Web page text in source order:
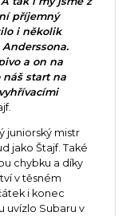
příjemný
i několik
a on na
start na
juniorský mistr
jako Štajf. Také
chybku a díky
v těsném
i konec
uvízlo Subaru v